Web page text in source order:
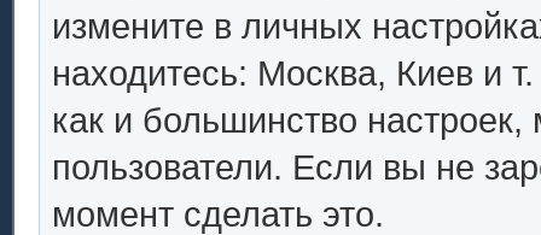
измените в личных
находитесь: Москва, Киев и
как и большинство настроек,
пользователи. Если вы не
момент сделать это.